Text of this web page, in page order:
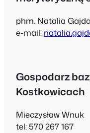
phm. Natalia Gajda
e-mail:
Gospodarz
Kostkowicach
Mieczysław Wnuk
tel: 570 267 167